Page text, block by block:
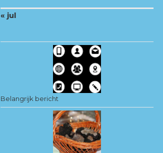
« jul
Belangrijk bericht